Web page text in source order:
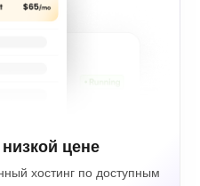
цене
хостинг по доступным